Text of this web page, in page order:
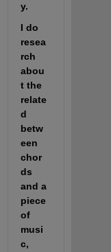
y.
I do
resea
rch
abou
t the
relate
d
betw
een
chor
ds
and a
piece
of
musi
c,